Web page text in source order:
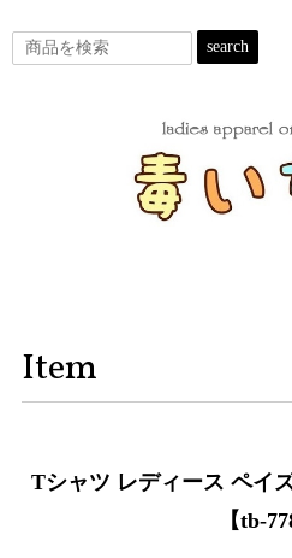
search
Item
Tシャツ レディース ペイ
【tb-